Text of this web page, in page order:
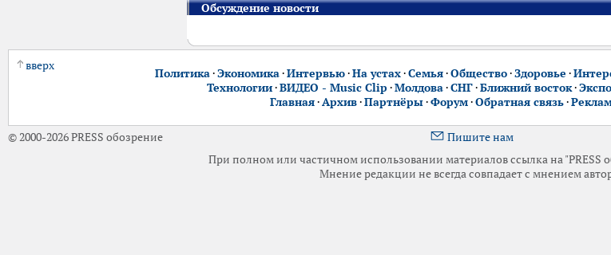
Обсуждение новости
вверх
Политика·Экономика·Интервью·На устах·Семья·Общество·Здоровье ·
Технологии·ВИДЕО - Music Clip ·Молдова·СНГ·Ближний восток·
Главная·Архив·Партнёры·Форум·Обратная связь·
© 2000-2026 PRESS обозрение
Пишите нам
При полном или частичном использовании материалов ссылка на "PRESS
Мнение редакции не всегда совпадает с мнением